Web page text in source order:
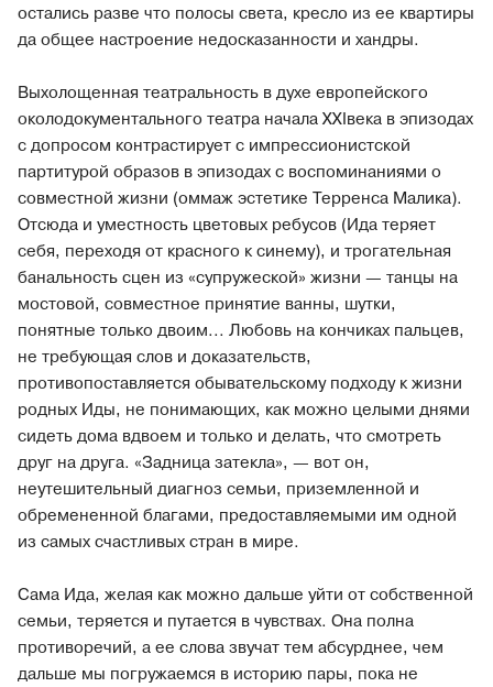
остались разве что полосы света, кресло из ее квартиры
да общее настроение недосказанности и хандры.
Выхолощенная театральность в духе европейского
околодокументального театра начала XXIвека в эпизодах
с допросом контрастирует с импрессионистской
партитурой образов в эпизодах с воспоминаниями о
совместной жизни (оммаж эстетике Терренса Малика).
Отсюда и уместность цветовых ребусов (Ида теряет
себя, переходя от красного к синему), и трогательная
банальность сцен из «супружеской» жизни — танцы на
мостовой, совместное принятие ванны, шутки,
понятные только двоим... Любовь на кончиках пальцев,
не требующая слов и доказательств,
противопоставляется обывательскому подходу к жизни
родных Иды, не понимающих, как можно целыми днями
сидеть дома вдвоем и только и делать, что смотреть
друг на друга. «Задница затекла», — вот он,
неутешительный диагноз семьи, приземленной и
обремененной благами, предоставляемыми им одной
из самых счастливых стран в мире.
Сама Ида, желая как можно дальше уйти от собственной
семьи, теряется и путается в чувствах. Она полна
противоречий, а ее слова звучат тем абсурднее, чем
дальше мы погружаемся в историю пары, пока не